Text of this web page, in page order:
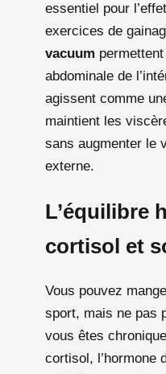
essentiel pour
exercices de
vacuum
abdominale de
agissent comme
maintient les
sans augmenter le
externe.
L’équilibre
cortisol et
Vous pouvez
sport, mais ne pas
vous êtes
cortisol, l’hormone